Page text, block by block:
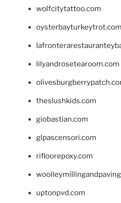
wolfcitytattoo.com
oysterbayturkeytrot.com
lilyandrosetearoom.com
theslushkids.com
giobastian.com
glpascensori.com
rifloorepoxy.com
uptonpvd.com